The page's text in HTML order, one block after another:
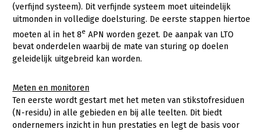
Contact
(verfijnd systeem). Dit verfijnde systeem moet uiteindelijk
uitmonden in volledige doelsturing. De eerste stappen hiertoe
moeten al in het 8e APN worden gezet. De aanpak van LTO
bevat onderdelen waarbij de mate van sturing op doelen
geleidelijk uitgebreid kan worden.
Meten en monitoren
Ten eerste wordt gestart met het meten van stikstofresiduen
(N-residu) in alle gebieden en bij alle teelten. Dit biedt
ondernemers inzicht in hun prestaties en legt de basis voor